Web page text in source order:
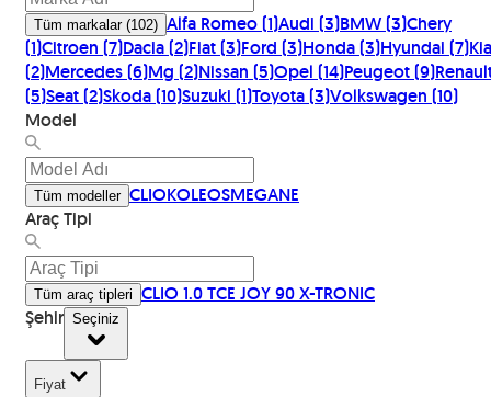
Tüm markalar(102) Alfa Romeo(1)Audi(3)BMW(3)Chery
(1)Citroen(7)Dacia(2)Fiat(3)Ford(3)Honda(3)Hyundai(7)Kia
(2)Mercedes(6)Mg(2)Nissan(5)Opel(14)Peugeot(9)Renault
(5)Seat(2)Skoda(10)Suzuki(1)Toyota(3)Volkswagen(10)
Model
Tüm modeller CLIOKOLEOSMEGANE
Araç Tipi
Tüm araç tipleri CLIO 1.0 TCE JOY 90 X-TRONIC
Şehir
Seçiniz
Fiyat